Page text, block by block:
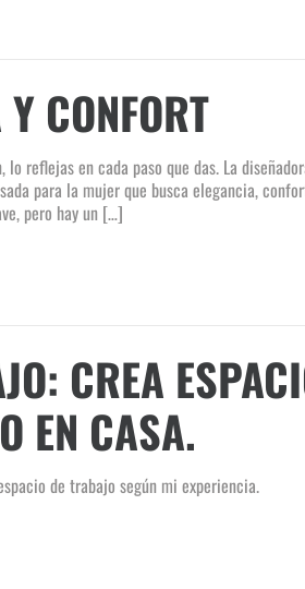
CONFORT
lo reflejas en cada paso que das. La
para la mujer que busca elegancia,
pero hay un […]
CREA
EN CASA.
de trabajo según mi experiencia.